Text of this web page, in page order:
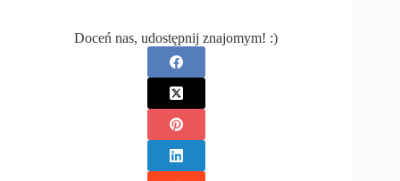
Doceń nas, udostępnij znajomym! :)